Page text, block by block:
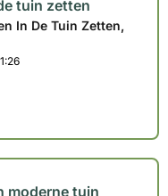
In De Tuin Zetten,